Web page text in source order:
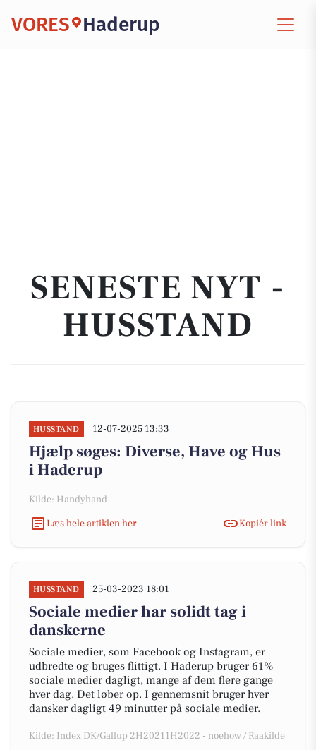
VORES Haderup
SENESTE NYT -
HUSSTAND
HUSSTAND 12-07-2025 13:33
Hjælp søges: Diverse, Have og Hus
i Haderup
Kilde: Handyhand
Læs hele artiklen her
Kopiér link
HUSSTAND 25-03-2023 18:01
Sociale medier har solidt tag i
danskerne
Sociale medier, som Facebook og Instagram, er
udbredte og bruges flittigt. I Haderup bruger 61%
sociale medier dagligt, mange af dem flere gange
hver dag. Det løber op. I gennemsnit bruger hver
dansker dagligt 49 minutter på sociale medier.
Kilde: Index DK/Gallup 2H20211H2022 - noehow / Raakilde